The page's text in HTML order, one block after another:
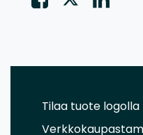
Tilaa tuote logolla